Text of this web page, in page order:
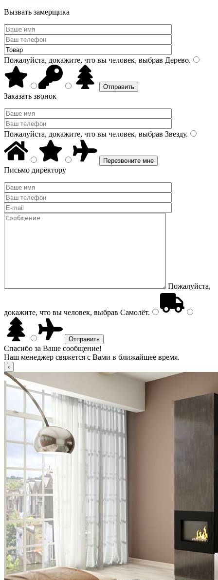
Вызвать замерщика
Пожалуйста, докажите, что вы человек, выбрав Дерево.
Заказать звонок
Пожалуйста, докажите, что вы человек, выбрав Звезду.
Письмо директору
Пожалуйста,
докажите, что вы человек, выбрав Самолёт.
Спасибо за Ваше сообщение!
Наш менеджер свяжется с Вами в ближайшее время.